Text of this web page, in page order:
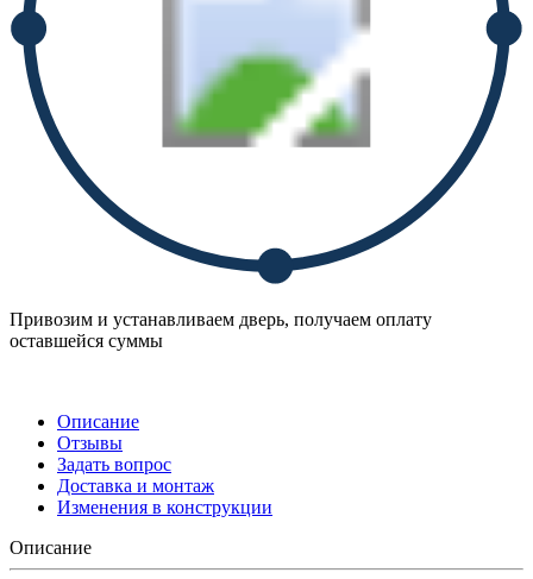
Привозим и устанавливаем дверь, получаем оплату
оставшейся суммы
Описание
Отзывы
Задать вопрос
Доставка и монтаж
Изменения в конструкции
Описание